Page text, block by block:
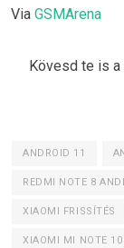
Via GSMArena
Kövesd te is a
ANDROID 11
REDMI NOTE 8
XIAOMI FRISSÍTÉS
XIAOMI MI NOTE 10